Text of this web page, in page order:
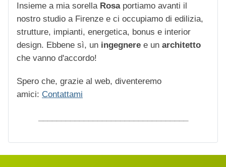
Insieme a mia sorella Rosaportiamo avanti il
nostro studio a Firenze e ci occupiamo di edilizia,
strutture, impianti, energetica, bonus e interior
design. Ebbene sì, un ingegnere e un architetto
che vanno d'accordo!
Spero che, grazie al web, diventeremo
amici: Contattami